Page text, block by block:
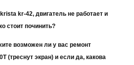
kr-42, двигатель не работает и
стоит починить?
возможен ли у вас ремонт
(треснут экран) и если да, какова